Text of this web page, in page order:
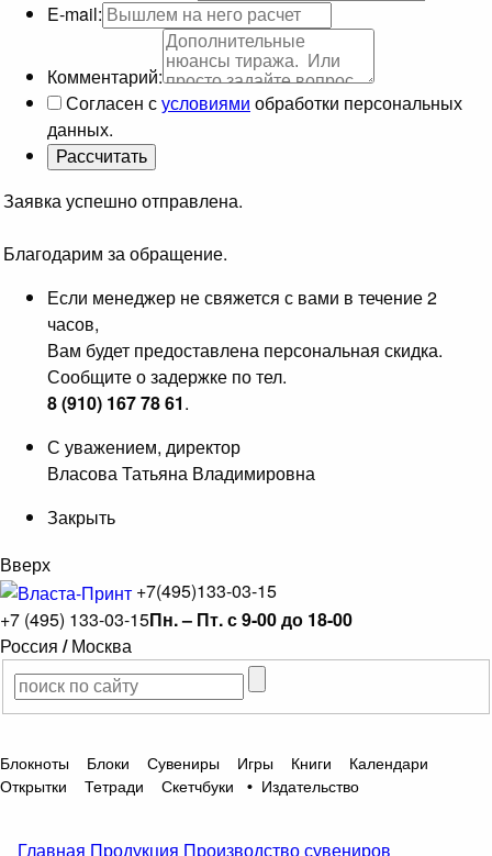
E-mail:
Комментарий:
Согласен сусловиями обработки персональных
данных.
Заявка успешно отправлена.
Благодарим за обращение.
Если менеджер не свяжется с вами в течение 2
часов,
Вам будет предоставлена персональная скидка.
Сообщите о задержке по тел.
8 (910) 167 78 61.
С уважением, директор
Власова Татьяна Владимировна
Закрыть
Вверх
+7(495)133-03-15
+7 (495) 133-03-15Пн. – Пт. с 9-00 до 18-00
Россия / Москва
Блокноты Блоки Сувениры Игры Книги
Календари
Открытки
Тетради Скетчбуки • Издательство
Главная Продукция Производство сувениров